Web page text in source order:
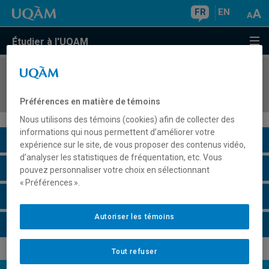
FR EN
Étudier à l'UQAM
COURS//
Description du cours
Horaire - Été 2026
Préférences en matière de témoins
Nous utilisons des témoins (cookies) afin de collecter des
informations qui nous permettent d’améliorer votre
expérience sur le site, de vous proposer des contenus vidéo,
d’analyser les statistiques de fréquentation, etc. Vous
pouvez personnaliser votre choix en sélectionnant
« Préférences ».
Tout refuser
Autoriser les témoins